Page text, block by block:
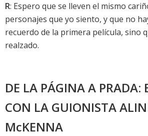
R: Espero que se lleven el mismo
personajes que yo siento, y que no
recuerdo de la primera película, sino
realzado.
DE LA PÁGINA A PRADA:
CON LA GUIONISTA
McKENNA